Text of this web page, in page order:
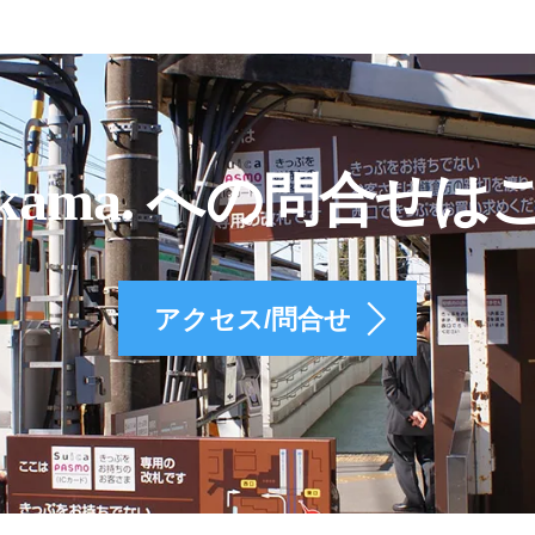
への問合せは
アクセス/問合せ